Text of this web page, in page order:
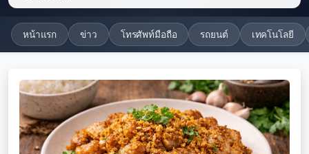
หน้าแรก ข่าว โทรศัพท์มือถือ รถยนต์ เทคโนโลยี